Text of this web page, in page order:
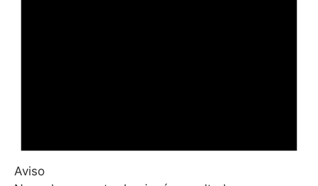
Aviso